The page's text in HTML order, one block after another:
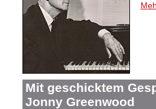
Mit geschicktem
Jonny Greenwood